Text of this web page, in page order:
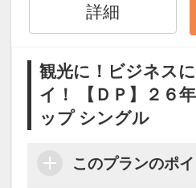
の項目でご確認
み下さい。
設定期間：2026年4月
30日
17521449
詳細
観光に！ビジネス
イ！ 【ＤＰ】２６
ップ シングル
このプランのポ